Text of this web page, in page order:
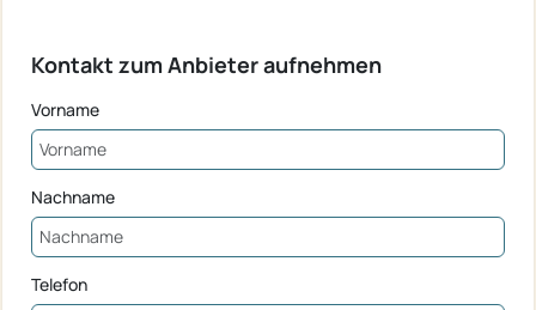
Kontakt zum Anbieter aufnehmen
Vorname
Nachname
Telefon